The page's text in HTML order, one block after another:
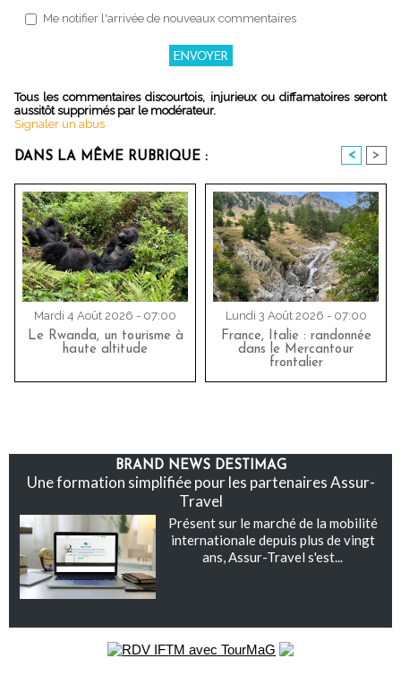
Me notifier l'arrivée de nouveaux commentaires
Tous les commentaires discourtois, injurieux ou diffamatoires seront
aussitôt supprimés par le modérateur.
Signaler un abus
DANS LA MÊME RUBRIQUE : < >
Mardi 4 Août 2026 - 07:00
Le Rwanda, un tourisme à
haute altitude
Lundi 3 Août 2026 - 07:00
France, Italie : randonnée
dans le Mercantour
frontalier
BRAND NEWS DESTIMAG
Une formation simplifiée pour les partenaires Assur-
Travel
Présent sur le marché de la mobilité
internationale depuis plus de vingt
ans, Assur-Travel s'est...